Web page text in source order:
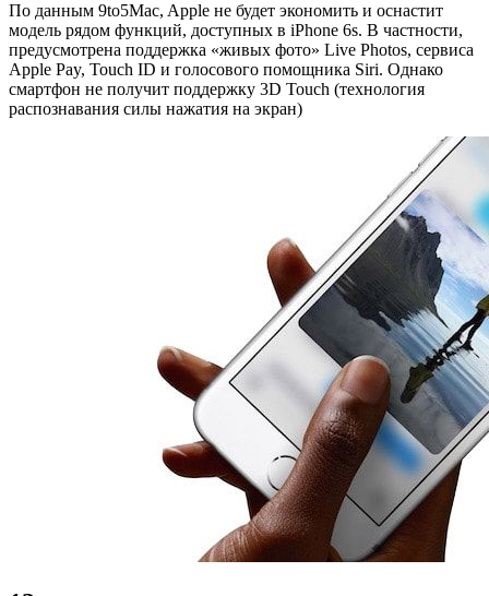
По данным 9to5Mac, Apple не будет экономить и оснастит
модель рядом функций, доступных в iPhone 6s. В частности,
предусмотрена поддержка «живых фото» Live Photos, сервиса
Apple Pay, Touch ID и голосового помощника Siri. Однако
смартфон не получит поддержку 3D Touch (технология
распознавания силы нажатия на экран)